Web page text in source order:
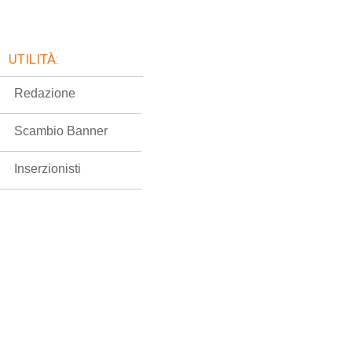
UTILITÀ:
Redazione
Scambio Banner
Inserzionisti